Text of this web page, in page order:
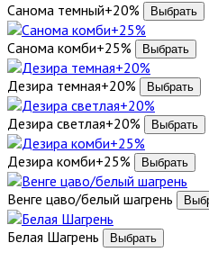
Санома темный+20%
Санома комби+25%
Дезира темная+20%
Дезира светлая+20%
Дезира комби+25%
Венге цаво/белый шагрень
Белая Шагрень